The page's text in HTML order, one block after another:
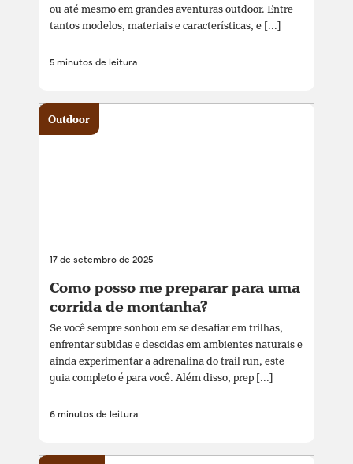
ou até mesmo em grandes aventuras outdoor. Entre
tantos modelos, materiais e características, e [...]
5 minutos de leitura
17 de setembro de 2025
Como posso me preparar para uma
corrida de montanha?
Se você sempre sonhou em se desafiar em trilhas,
enfrentar subidas e descidas em ambientes naturais e
ainda experimentar a adrenalina do trail run, este
guia completo é para você. Além disso, prep [...]
6 minutos de leitura
Outdoor